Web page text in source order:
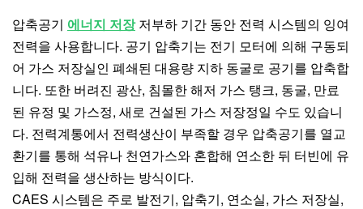
압축공기 에너지 저장저부하 기간 동안 전력 시스템의 잉여
전력을 사용합니다. 공기 압축기는 전기 모터에 의해 구동되
어 가스 저장실인 폐쇄된 대용량 지하 동굴로 공기를 압축합
니다. 또한 버려진 광산, 침몰한 해저 가스 탱크, 동굴, 만료
된 유정 및 가스정, 새로 건설된 가스 저장정일 수도 있습니
다. 전력계통에서 전력생산이 부족할 경우 압축공기를 열교
환기를 통해 석유나 천연가스와 혼합해 연소한 뒤 터빈에 유
입해 전력을 생산하는 방식이다.
CAES 시스템은 주로 발전기, 압축기, 연소실, 가스 저장실,